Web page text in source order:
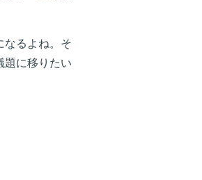
なるよね。そ
題に移りたい